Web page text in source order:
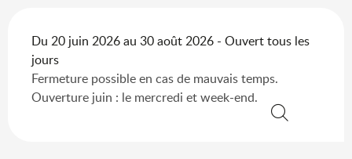
Du 20 juin 2026 au 30 août 2026 - Ouvert tous les
jours
Fermeture possible en cas de mauvais temps.
Ouverture juin : le mercredi et week-end.